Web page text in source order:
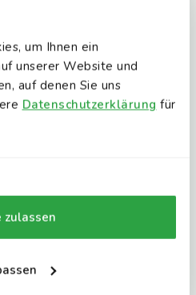
um Ihnen ein
unserer Website und
auf denen Sie uns
Datenschutzerklärung für
zulassen
2
ansehen